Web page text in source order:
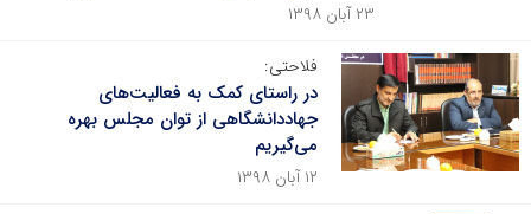
۲۳ آبان ۱۳۹۸
فلاحتی:
در راستای کمک به فعالیت‌های
جهاددانشگاهی از توان مجلس بهره
می‌گیریم
۱۲ آبان ۱۳۹۸